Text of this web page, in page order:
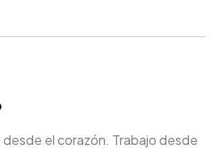
el corazón. Trabajo desde